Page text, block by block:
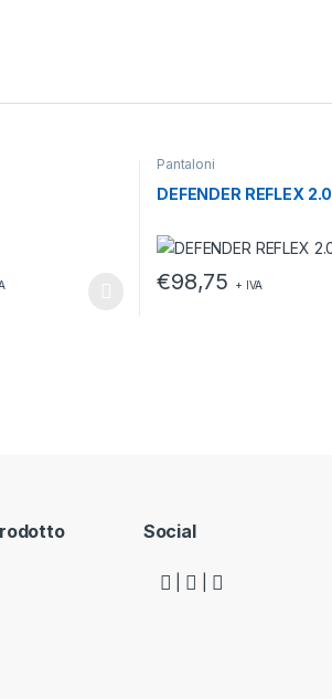
Pantaloni
DEFENDER REFLEX 2.0
€98,75 + IVA
Social